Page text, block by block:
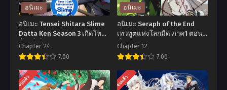
อนิเมะ
อนิเมะ Tensei Shitara Slime
Datta Ken Season 3 เกิดใหม่
ทั้งทีก็เป็นสไลม์ไปซะแล้ว ภาค 3
ตอนที่1-24 พากย์ไทย+ซับไทย
Chapter 24
7.00
อ
นิ
อนิเมะ
อนิเมะ Seraph of the End
เทวทูตแห่งโลกมืด ภาค1 ตอน
ที่1-12 พากย์ไทย+ซับไทย
Chapter 12
7.00
อ
นิ
จบแล้ว จบแล้ว